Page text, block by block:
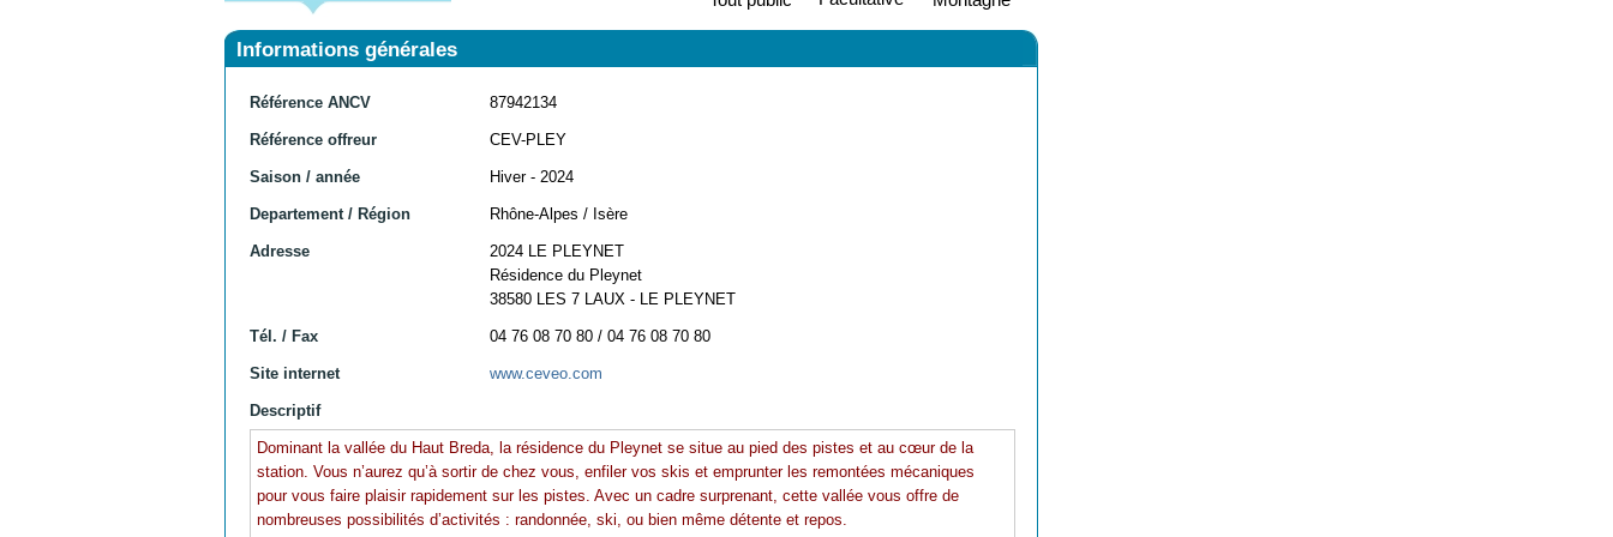
Informations générales
Référence ANCV 87942134
Référence offreur CEV-PLEY
Saison / année Hiver - 2024
Departement / Région Rhône-Alpes / Isère
Adresse
2024 LE PLEYNET
Résidence du Pleynet
38580 LES 7 LAUX - LE PLEYNET
Tél. / Fax 04 76 08 70 80 / 04 76 08 70 80
Site internet www.ceveo.com
Descriptif
Dominant la vallée du Haut Breda, la résidence du Pleynet se situe au pied des pistes et au cœur de la
station. Vous n’aurez qu’à sortir de chez vous, enfiler vos skis et emprunter les remontées mécaniques
pour vous faire plaisir rapidement sur les pistes. Avec un cadre surprenant, cette vallée vous offre de
nombreuses possibilités d’activités : randonnée, ski, ou bien même détente et repos.